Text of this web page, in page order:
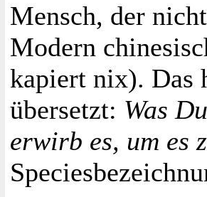
Mensch, der
Modern
kapiert nix). Das
übersetzt: Was
erwirb es, um es